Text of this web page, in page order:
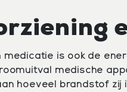
is ook de
medische
hoeveel brandstof